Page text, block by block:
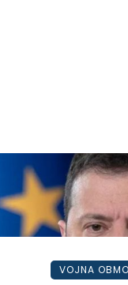
VOJNA